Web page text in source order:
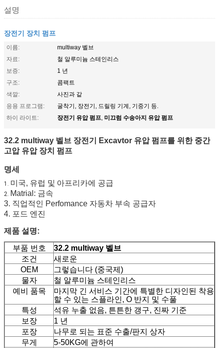
설명
장전기 장치 펌프
이름:
multiway 벨브
자료:
철 알루미늄 스테인리스
보증:
1 년
구조:
콤팩트
색깔:
사진과 같
응용 프로그램:
굴착기, 장전기, 드릴링 기계, 기중기 등.
하이 라이트:
장전기 유압 펌프, 미끄럼 수송아지 유압 펌프
32.2 multiway 벨브 장전기 Excavtor 유압 펌프를 위한 중간
고압 유압 장치 펌프
명세
1. 미국, 유럽 및 아프리카에 공급
2. Matrial: 금속
3. 직업적인 Perfomance 자동차 부속 공급자
4. 포드 엔진
제품 설명:
부품 번호
32.2 multiway 벨브
조건
새로운
OEM
그렇습니다 (중국제)
물자
철 알루미늄 스테인리스
예비 품목
마지막 긴 서비스 기간에 특별한 디자인된 착용
할 수 있는 스플라인, O 반지 및 수풀
특성
석유 누출 없음, 튼튼한 갱구, 진짜 기준
보장
1 년
포장
나무로 되는 표준 수출/판지 상자
무게
5-50KG에 관하여